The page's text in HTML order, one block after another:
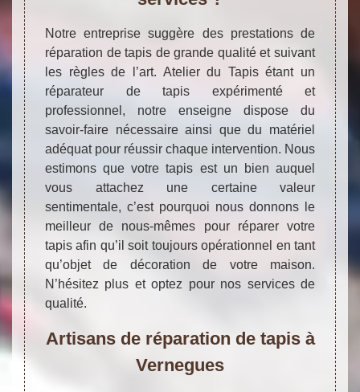
Notre entreprise suggère des prestations de
réparation de tapis de grande qualité et suivant
les règles de l’art. Atelier du Tapis étant un
réparateur de tapis expérimenté et
professionnel, notre enseigne dispose du
savoir-faire nécessaire ainsi que du matériel
adéquat pour réussir chaque intervention. Nous
estimons que votre tapis est un bien auquel
vous attachez une certaine valeur
sentimentale, c’est pourquoi nous donnons le
meilleur de nous-mêmes pour réparer votre
tapis afin qu’il soit toujours opérationnel en tant
qu’objet de décoration de votre maison.
N’hésitez plus et optez pour nos services de
qualité.
Artisans de réparation de tapis à
Vernegues